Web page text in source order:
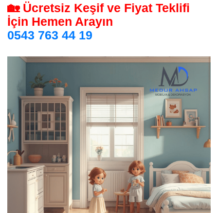
🏡 Ücretsiz Keşif ve Fiyat Teklifi
İçin Hemen Arayın
0543 763 44 19